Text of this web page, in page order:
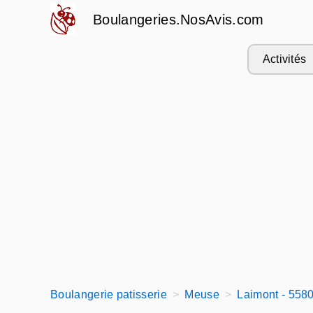
Boulangeries.NosAvis.com
Activités
Boulangerie patisserie Meuse Laimont -